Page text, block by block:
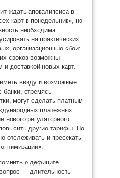
ждать апокалипсиса в
карт в понедельник», но
необходима.
на практических
организационные сбои:
сроков возможны
и доставкой новых карт.
ввиду и возможные
банки, стремясь
могут сделать платным
платежных
нового регуляторного
другие тарифы. Но
отслеживать и пресекать
о дефиците
— длительность